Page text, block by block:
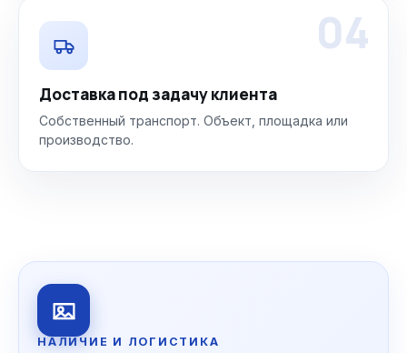
04
Доставка под задачу клиента
Собственный транспорт. Объект, площадка или
производство.
НАЛИЧИЕ И ЛОГИСТИКА